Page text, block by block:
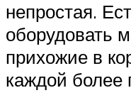
непростая.
оборудовать
прихожие в
каждой более